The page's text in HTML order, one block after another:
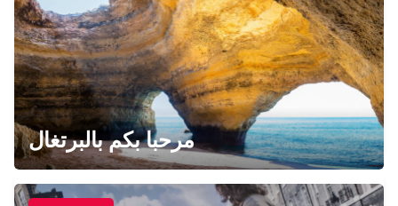
MELBOURNE THOMASTOWN
THOMASTOWN - AUSTRALIA
مرحبا بكم بالبرتغال